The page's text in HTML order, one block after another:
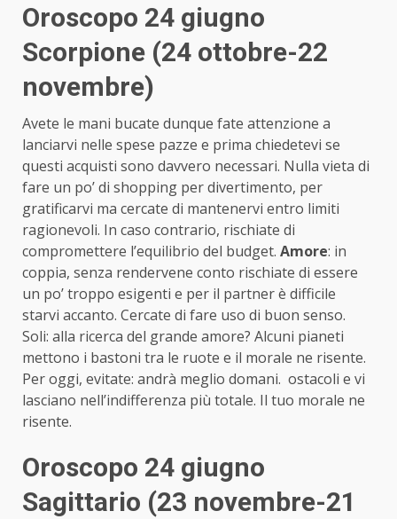
Oroscopo 24 giugno
Scorpione (24 ottobre-22
novembre)
Avete le mani bucate dunque fate attenzione a
lanciarvi nelle spese pazze e prima chiedetevi se
questi acquisti sono davvero necessari. Nulla vieta di
fare un po’ di shopping per divertimento, per
gratificarvi ma cercate di mantenervi entro limiti
ragionevoli. In caso contrario, rischiate di
compromettere l’equilibrio del budget. Amore: in
coppia, senza rendervene conto rischiate di essere
un po’ troppo esigenti e per il partner è difficile
starvi accanto. Cercate di fare uso di buon senso.
Soli: alla ricerca del grande amore? Alcuni pianeti
mettono i bastoni tra le ruote e il morale ne risente.
Per oggi, evitate: andrà meglio domani. ostacoli e vi
lasciano nell’indifferenza più totale. Il tuo morale ne
risente.
Oroscopo 24 giugno
Sagittario (23 novembre-21